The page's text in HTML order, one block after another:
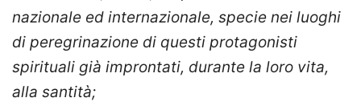
nazionale ed internazionale, specie nei luoghi
di peregrinazione di questi protagonisti
spirituali già improntati, durante la loro vita,
alla santità;